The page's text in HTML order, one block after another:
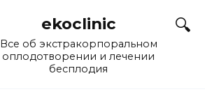
ekoclinic
Все об экстракорпоральном
оплодотворении и лечении
бесплодия